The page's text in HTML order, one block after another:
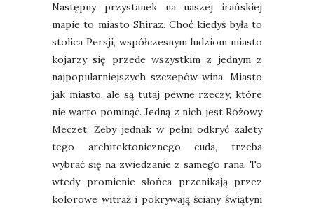
Następny przystanek na naszej irańskiej
mapie to miasto Shiraz. Choć kiedyś była to
stolica Persji, współczesnym ludziom miasto
kojarzy się przede wszystkim z jednym z
najpopularniejszych szczepów wina. Miasto
jak miasto, ale są tutaj pewne rzeczy, które
nie warto pominąć. Jedną z nich jest Różowy
Meczet. Żeby jednak w pełni odkryć zalety
tego architektonicznego cuda, trzeba
wybrać się na zwiedzanie z samego rana. To
wtedy promienie słońca przenikają przez
kolorowe witraż i pokrywają ściany świątyni